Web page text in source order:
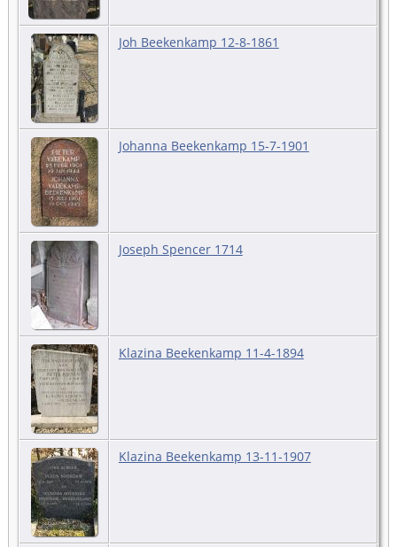
Joh Beekenkamp 12-8-1861
Johanna Beekenkamp 15-7-1901
Joseph Spencer 1714
Klazina Beekenkamp 11-4-1894
Klazina Beekenkamp 13-11-1907